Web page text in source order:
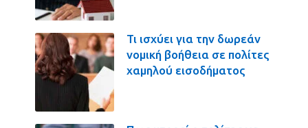
Τι ισχύει για την δωρεάν
νομική βοήθεια σε πολίτες
χαμηλού εισοδήματος